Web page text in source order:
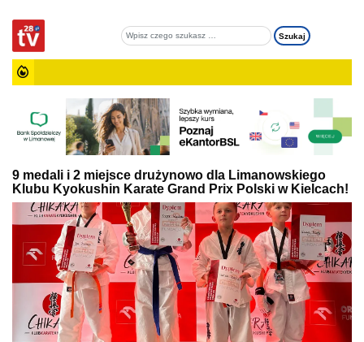
9 medali i 2 miejsce drużynowo dla Limanowskiego
Klubu Kyokushin Karate Grand Prix Polski w Kielcach!